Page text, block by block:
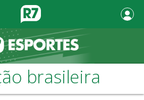
brasileira